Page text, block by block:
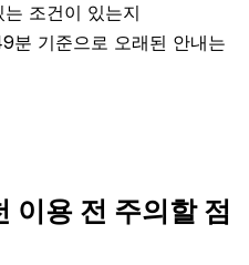
조건이 있는지
기준으로 오래된 안내는
이용 전 주의할 점